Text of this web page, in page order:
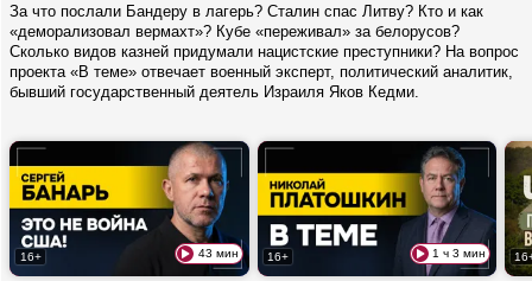
За что послали Бандеру в лагерь? Сталин спас Литву? Кто и как
«деморализовал вермахт»? Кубе «переживал» за белорусов?
Сколько видов казней придумали нацистские преступники? На вопрос
проекта «В теме» отвечает военный эксперт, политический аналитик,
бывший государственный деятель Израиля Яков Кедми.
16+ 43 мин 16+ 1 ч 3 мин